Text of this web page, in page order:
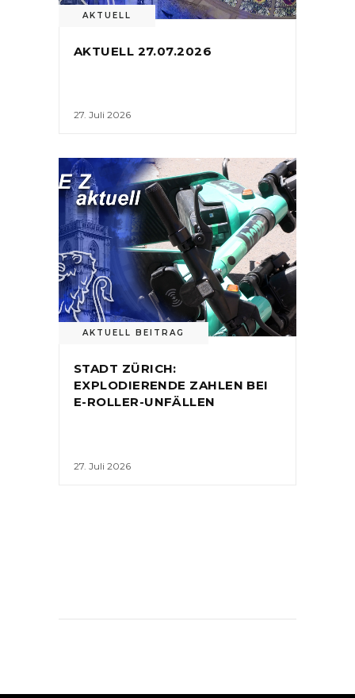
AKTUELL
AKTUELL 27.07.2026
27. Juli 2026
AKTUELL BEITRAG
STADT ZÜRICH:
EXPLODIERENDE ZAHLEN BEI
E-ROLLER-UNFÄLLEN
27. Juli 2026